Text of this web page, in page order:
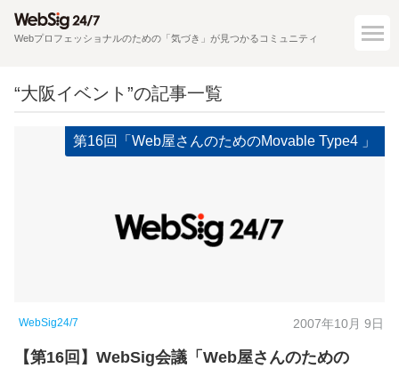
Webプロフェッショナルのための「気づき」が見つかるコミュニティ
“大阪イベント”の記事一覧
第16回「Web屋さんのためのMovable Type4 」
WebSig24/7 2007年10月 9日
【第16回】WebSig会議「Web屋さんのための